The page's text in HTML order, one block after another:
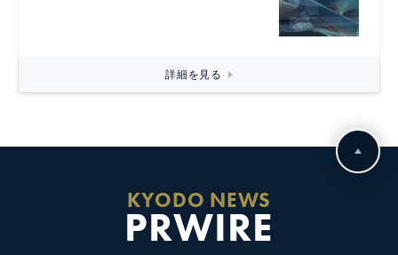
詳細を見る
KYODO NEWS
PRWIRE